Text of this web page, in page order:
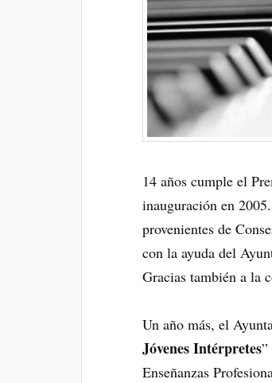
14 años cumple el
inauguración en
provenientes de
con la ayuda del
Gracias también a la
Un año más, el
Jóvenes Intérpretes
Enseñanzas